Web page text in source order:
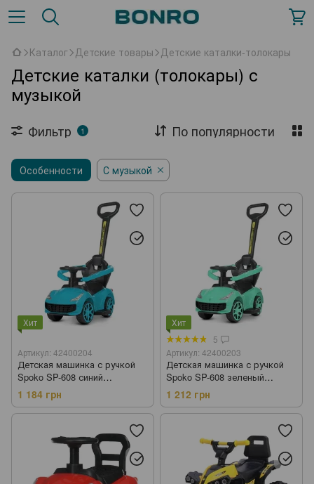
Каталог Детские товары Детские каталки-толокары
Детские каталки (толокары) с
музыкой
Фильтр 1 По популярности
Особенности С музыкой
Хит
Артикул: 42400204
Детская машинка с ручкой
Spoko SP-608 синий
(42400204)
1 184 грн
Хит
5
Артикул: 42400203
Детская машинка с ручкой
Spoko SP-608 зеленый
(42400203)
1 212 грн